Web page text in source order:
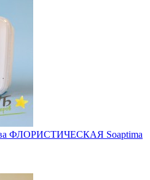
ФЛОРИСТИЧЕСКАЯ Soaptima